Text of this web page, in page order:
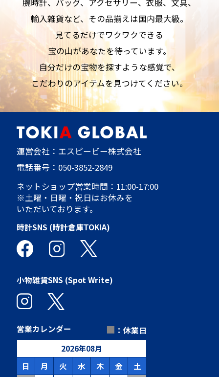
腕時計、バッグ、アクセサリー、衣服、文具、
輸入雑貨など、その品揃えは国内最大級。
見てるだけでワクワクできる
宝の山があなたを待っています。
自分だけの宝物を探すような感覚で、
こだわりのアイテムを見つけてください。
運営会社：エスピービー株式会社
電話番号： 050-3852-2849
ネットショップ営業時間：11:00-17:00
※土曜・日曜・祝日はお休みを
いただいております。
時計SNS (時計倉庫TOKIA)
小物雑貨SNS (Spot Write)
営業カレンダー ■ ：休業日
2026年08月
日
月 火 水 木 金 土